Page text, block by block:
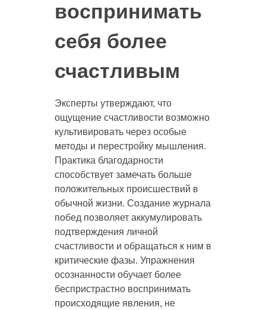
воспринимать
себя более
счастливым
Эксперты утверждают, что
ощущение счастливости возможно
культивировать через особые
методы и перестройку мышления.
Практика благодарности
способствует замечать больше
положительных происшествий в
обычной жизни. Создание журнала
побед позволяет аккумулировать
подтверждения личной
счастливости и обращаться к ним в
критические фазы. Упражнения
осознанности обучает более
беспристрастно воспринимать
происходящие явления, не